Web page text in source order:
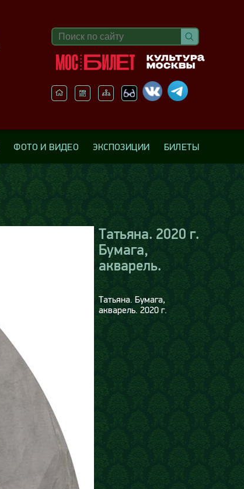
ФОТО И ВИДЕО ЭКСПОЗИЦИИ БИЛЕТЫ
Татьяна. 2020 г.
Бумага,
акварель.
Татьяна. Бумага,
акварель. 2020 г.